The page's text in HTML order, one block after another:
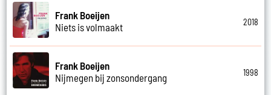
Frank Boeijen
Niets is volmaakt
2018
Frank Boeijen
Nijmegen bij zonsondergang
1998